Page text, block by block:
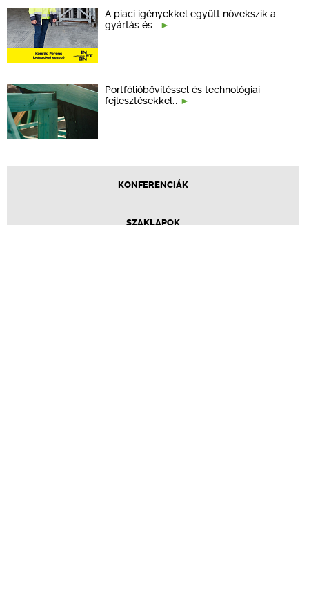
A piaci igényekkel együtt növekszik a
gyártás és…
Portfólióbővítéssel és technológiai
fejlesztésekkel…
KONFERENCIÁK
SZAKLAPOK